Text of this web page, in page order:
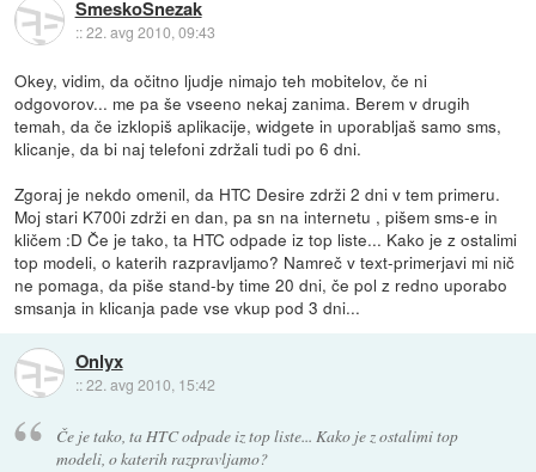
SmeskoSnezak
::22. avg 2010, 09:43
Okey, vidim, da očitno ljudje nimajo teh mobitelov, če ni
odgovorov... me pa še vseeno nekaj zanima. Berem v drugih
temah, da če izklopiš aplikacije, widgete in uporabljaš samo sms,
klicanje, da bi naj telefoni zdržali tudi po 6 dni.
Zgoraj je nekdo omenil, da HTC Desire zdrži 2 dni v tem primeru.
Moj stari K700i zdrži en dan, pa sn na internetu , pišem sms-e in
kličem :D Če je tako, ta HTC odpade iz top liste... Kako je z ostalimi
top modeli, o katerih razpravljamo? Namreč v text-primerjavi mi nič
ne pomaga, da piše stand-by time 20 dni, če pol z redno uporabo
smsanja in klicanja pade vse vkup pod 3 dni...
Onlyx
::22. avg 2010, 15:42
Če je tako, ta HTC odpade iz top liste... Kako je z ostalimi top
modeli, o katerih razpravljamo?